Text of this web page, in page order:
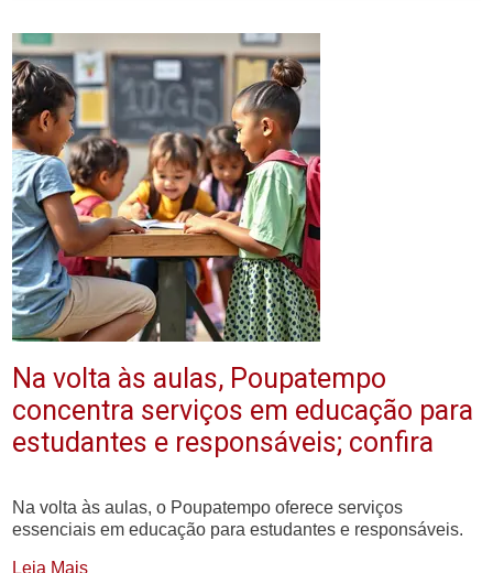
Na volta às aulas, Poupatempo
concentra serviços em educação para
estudantes e responsáveis; confira
Na volta às aulas, o Poupatempo oferece serviços
essenciais em educação para estudantes e responsáveis.
Leia Mais